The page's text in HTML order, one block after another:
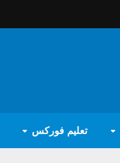
تعليم فوركس